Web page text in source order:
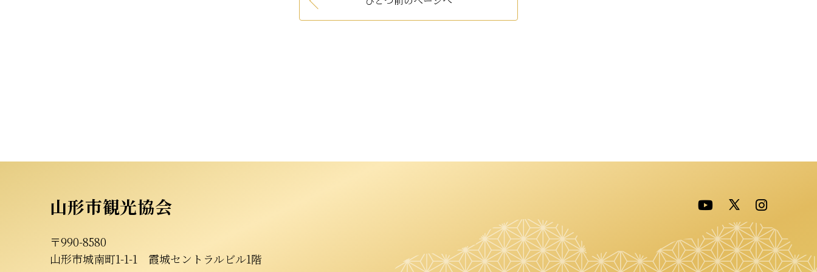
山形市観光協会
〒990-8580
山形市城南町1-1-1 霞城セントラルビル1階